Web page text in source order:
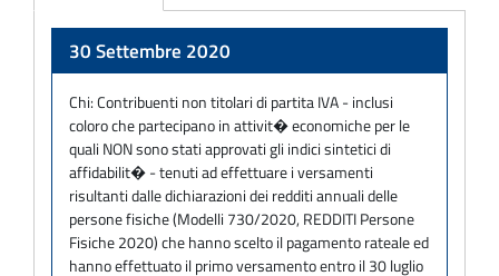
30 Settembre 2020
Chi:Contribuenti non titolari di partita IVA - inclusi
coloro che partecipano in attivit� economiche per le
quali NON sono stati approvati gli indici sintetici di
affidabilit� - tenuti ad effettuare i versamenti
risultanti dalle dichiarazioni dei redditi annuali delle
persone fisiche (Modelli 730/2020, REDDITI Persone
Fisiche 2020) che hanno scelto il pagamento rateale ed
hanno effettuato il primo versamento entro il 30 luglio